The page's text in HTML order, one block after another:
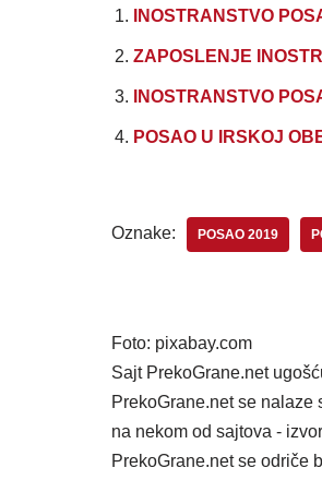
INOSTRANSTVO
ZAPOSLENJE
INOSTRANSTVO
POSAO U IRSKOJ
Oznake: POSAO 2019
Foto: pixabay.com
Sajt PrekoGrane.net
PrekoGrane.net se
na nekom od sajtova -
PrekoGrane.net se odriče